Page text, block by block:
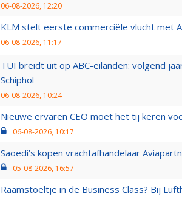
06-08-2026, 12:20
KLM stelt eerste commerciële vlucht met
06-08-2026, 11:17
TUI breidt uit op ABC-eilanden: volgend
Schiphol
06-08-2026, 10:24
Nieuwe ervaren CEO moet het tij keren
06-08-2026, 10:17
Saoedi’s kopen vrachtafhandelaar
05-08-2026, 16:57
Raamstoeltje in de Business Class? Bij